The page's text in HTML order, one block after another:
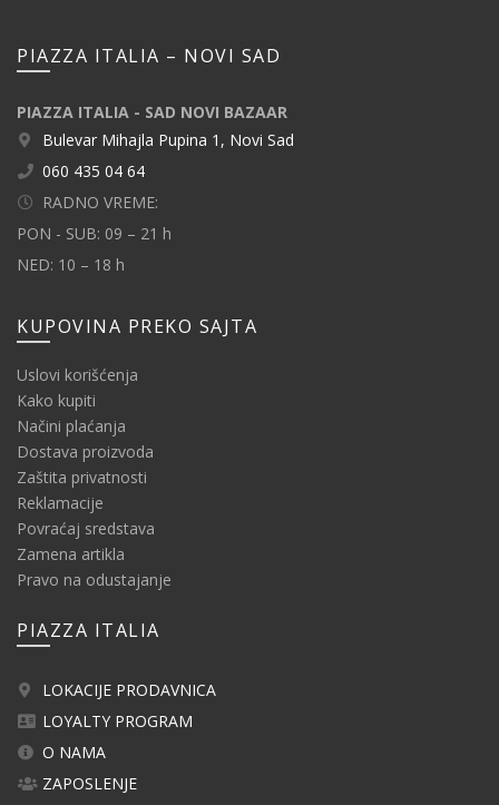
PIAZZA ITALIA – NOVI SAD
PIAZZA ITALIA - SAD NOVI BAZAAR
Bulevar Mihajla Pupina 1, Novi Sad
060 435 04 64
RADNO VREME:
PON - SUB: 09 – 21 h
NED: 10 – 18 h
KUPOVINA PREKO SAJTA
Uslovi korišćenja
Kako kupiti
Načini plaćanja
Dostava proizvoda
Zaštita privatnosti
Reklamacije
Povraćaj sredstava
Zamena artikla
Pravo na odustajanje
PIAZZA ITALIA
LOKACIJE PRODAVNICA
LOYALTY PROGRAM
O NAMA
ZAPOSLENJE